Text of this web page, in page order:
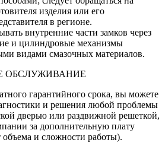
изделия или его
в регионе.
внутренние части замков через
и цилиндровые механизмы
видами смазочных материалов.
ОБСЛУЖИВАНИЕ
гарантийного срока, вы можете
и решения любой проблемы
дверью или раздвижной решеткой,
за дополнительную плату
объема и сложности работы).